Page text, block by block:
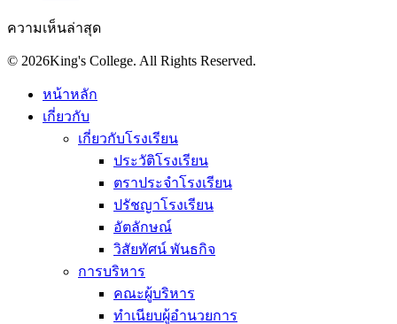
ความเห็นล่าสุด
© 2026King's College. All Rights Reserved.
หน้าหลัก
เกี่ยวกับ
เกี่ยวกับโรงเรียน
ประวัติโรงเรียน
ตราประจำโรงเรียน
ปรัชญาโรงเรียน
อัตลักษณ์
วิสัยทัศน์ พันธกิจ
การบริหาร
คณะผู้บริหาร
ทำเนียบผู้อำนวยการ